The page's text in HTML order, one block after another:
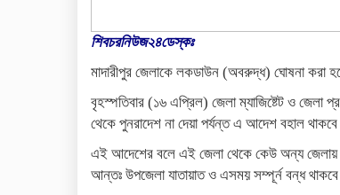
শিবচরনিউজ২৪ডেস্কঃ
মাদারীপুর জেলাকে লকডাউন (অবরুদ্ধ) ঘোষনা করা
বৃহস্পতিবার (১৬ এপ্রিল) জেলা ম্যাজিষ্টেট ও
থেকে পুনরাদেশ না দেয়া পর্যন্ত এ আদেশ বহাল
এই আদেশের বলে এই জেলা থেকে কেউ অন্য জেলায়
আন্তঃ উপজেলা যাতায়াত ও এসময় সম্পূর্ন বন্ধ